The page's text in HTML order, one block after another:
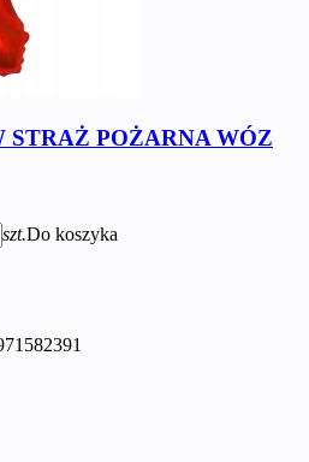
STRAŻ POŻARNA WÓZ
szt.Do koszyka